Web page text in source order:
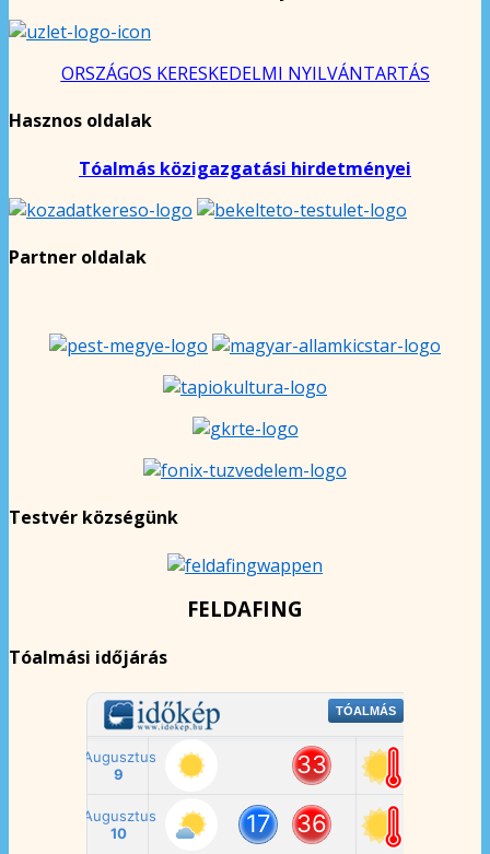
ORSZÁGOS KERESKEDELMI NYILVÁNTARTÁS
Hasznos oldalak
Tóalmás közigazgatási hirdetményei
Partner oldalak
Testvér községünk
FELDAFING
Tóalmási időjárás